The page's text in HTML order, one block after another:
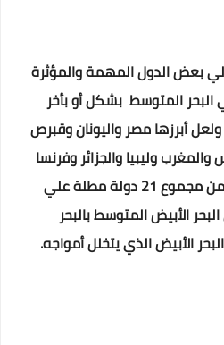
بعض الدول المهمة والمؤثرة
المتوسط بشكل أو بأخر
أبرزها مصر واليونان وقبرص
والمغرب وليبيا والجزائر وفرنسا
وأسبانيا وهي بعض الدول من مجموع 21 دولة مطلة علي
الأبيض المتوسط بالبحر
الأبيض الذي يتخلل أمواجه.